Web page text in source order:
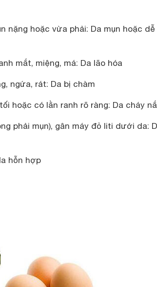
nặng hoặc vừa phải: Da mụn hoặc dễ
mắt, miệng, má: Da lão hóa
ngứa, rát: Da bị chàm
hoặc có lằn ranh rõ ràng: Da cháy
phải mụn), gân máy đỏ liti dưới da:
hỗn hợp